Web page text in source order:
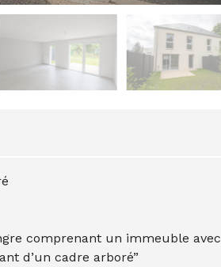
comprenant un immeuble avec
d’un cadre arboré”